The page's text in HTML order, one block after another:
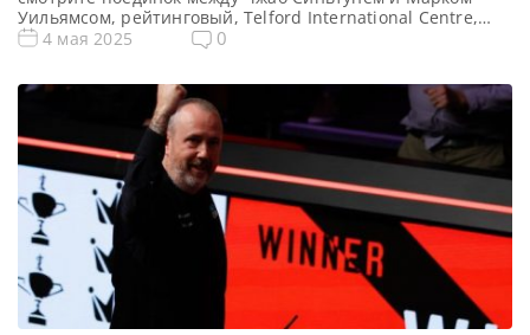
Уильямсом, рейтинговый, Telford International Centre,
Телфорд, Англия Предыдущий чемпион: Марк Уильямс
(Live) Смотреть сегодня прямые трансляции финала
рейтингового турнира Чемпионата Мира по снукеру вы
[…]
4 мая 2025 0